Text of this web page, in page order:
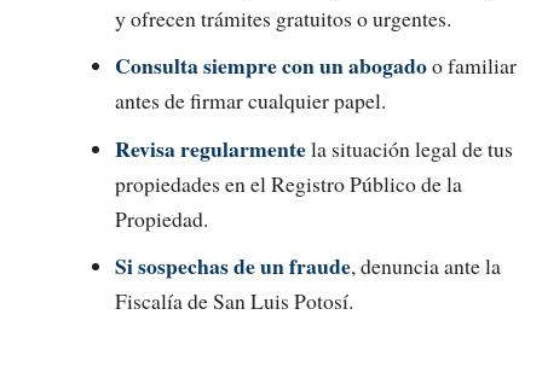
y ofrecen trámites gratuitos o urgentes.
Consulta siempre con un abogadoo familiar
antes de firmar cualquier papel.
Revisa regularmentela situación legal de tus
propiedades en el Registro Público de la
Propiedad.
Si sospechas de un fraude, denuncia ante la
Fiscalía de San Luis Potosí.